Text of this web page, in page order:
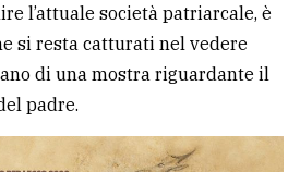
l’attuale società patriarcale, è
si resta catturati nel vedere
di una mostra riguardante il
padre.